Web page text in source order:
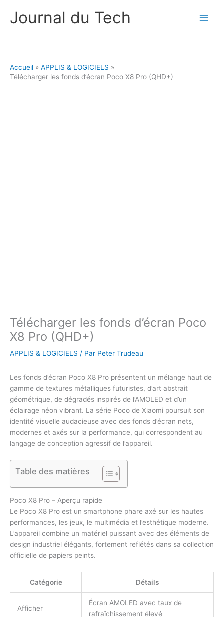
Journal du Tech
Accueil
APPLIS & LOGICIELS
Télécharger les fonds d’écran Poco X8 Pro (QHD+)
Télécharger les fonds d’écran Poco
X8 Pro (QHD+)
APPLIS & LOGICIELS / Par Peter Trudeau
Les fonds d’écran Poco X8 Pro présentent un mélange haut de
gamme de textures métalliques futuristes, d’art abstrait
géométrique, de dégradés inspirés de l’AMOLED et d’un
éclairage néon vibrant. La série Poco de Xiaomi poursuit son
identité visuelle audacieuse avec des fonds d’écran nets,
modernes et axés sur la performance, qui correspondent au
langage de conception agressif de l’appareil.
Table des matières
Poco X8 Pro – Aperçu rapide
Le Poco X8 Pro est un smartphone phare axé sur les hautes
performances, les jeux, le multimédia et l’esthétique moderne.
L’appareil combine un matériel puissant avec des éléments de
design industriel élégants, fortement reflétés dans sa collection
officielle de papiers peints.
Catégorie Détails
Afficher
Écran AMOLED avec taux de
rafraîchissement élevé